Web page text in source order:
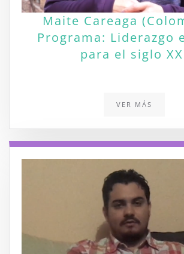
Maite Careaga
Programa: Liderazgo
para el siglo
VER MÁS